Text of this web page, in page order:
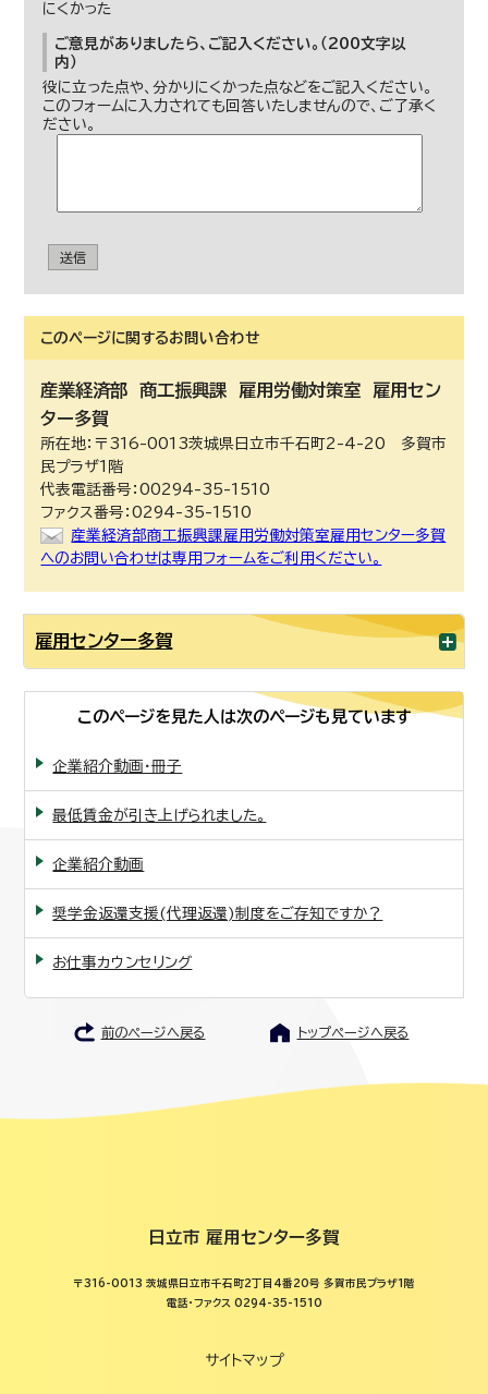
にくかった
ご意見がありましたら、ご記入ください。（200文字以
内）
役に立った点や、分かりにくかった点などをご記入ください。
このフォームに入力されても回答いたしませんので、ご了承く
ださい。
送信
このページに関するお問い合わせ
産業経済部商工振興課 雇用労働対策室 雇用セン
ター多賀
所在地：〒316-0013茨城県日立市千石町2-4-20 多賀市
民プラザ1階
代表電話番号：00294-35-1510
ファクス番号：0294-35-1510
産業経済部商工振興課雇用労働対策室雇用センター多賀
へのお問い合わせは専用フォームをご利用ください。
雇用センター多賀
このページを見た人は次のページも見ています
企業紹介動画・冊子
最低賃金が引き上げられました。
企業紹介動画
奨学金返還支援(代理返還)制度をご存知ですか？
お仕事カウンセリング
前のページへ戻る トップページへ戻る
日立市 雇用センター多賀
〒316-0013 茨城県日立市千石町2丁目4番20号 多賀市民プラザ1階
電話・ファクス 0294-35-1510
サイトマップ